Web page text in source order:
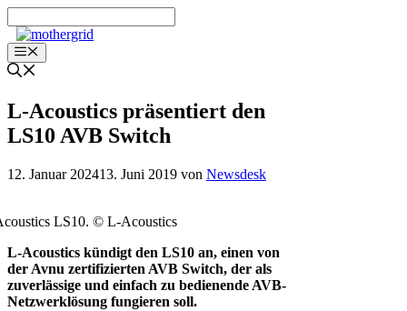
Inhalt
springenMenü
L-Acoustics präsentiert den
LS10 AVB Switch
12. Januar 202413. Juni 2019 von Newsdesk
LS10. © L-Acoustics
L-Acoustics kündigt den LS10 an, einen von
der Avnu zertifizierten AVB Switch, der als
zuverlässige und einfach zu bedienende AVB-
Netzwerklösung fungieren soll.